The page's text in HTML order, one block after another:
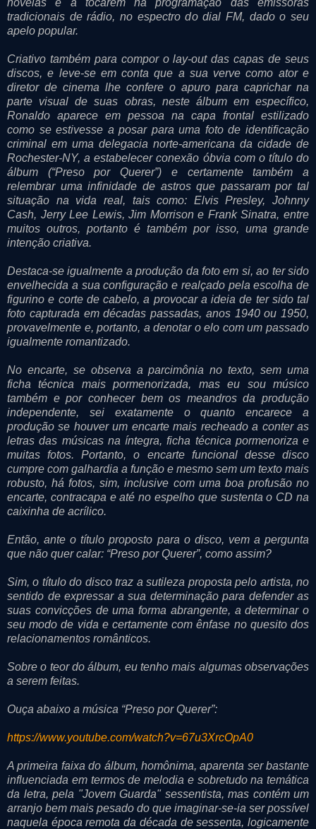
tradicionais de rádio, no espectro do dial FM, dado o seu
apelo popular.
Criativo também para compor o lay-out das capas de seus
discos, e leve-se em conta que a sua verve como ator e
diretor de cinema lhe confere o apuro para caprichar na
parte visual de suas obras, neste álbum em específico,
Ronaldo aparece em pessoa na capa frontal estilizado
como se estivesse a posar para uma foto de identificação
criminal em uma delegacia norte-americana da cidade de
Rochester-NY, a estabelecer conexão óbvia com o título do
álbum (“Preso por Querer”) e certamente também a
relembrar uma infinidade de astros que passaram por tal
situação na vida real, tais como: Elvis Presley, Johnny
Cash, Jerry Lee Lewis, Jim Morrison e Frank Sinatra, entre
muitos outros, portanto é também por isso, uma grande
intenção criativa.
Destaca-se igualmente a produção da foto em si, ao ter sido
envelhecida a sua configuração e realçado pela escolha de
figurino e corte de cabelo, a provocar a ideia de ter sido tal
foto capturada em décadas passadas, anos 1940 ou 1950,
provavelmente e, portanto, a denotar o elo com um passado
igualmente romantizado.
No encarte, se observa a parcimônia no texto, sem uma
ficha técnica mais pormenorizada, mas eu sou músico
também e por conhecer bem os meandros da produção
independente, sei exatamente o quanto encarece a
produção se houver um encarte mais recheado a conter as
letras das músicas na íntegra, ficha técnica pormenoriza e
muitas fotos. Portanto, o encarte funcional desse disco
cumpre com galhardia a função e mesmo sem um texto mais
robusto, há fotos, sim, inclusive com uma boa profusão no
encarte, contracapa e até no espelho que sustenta o CD na
caixinha de acrílico.
Então, ante o título proposto para o disco, vem a pergunta
que não quer calar: “Preso por Querer”, como assim?
Sim, o título do disco traz a sutileza proposta pelo artista, no
sentido de expressar a sua determinação para defender as
suas convicções de uma forma abrangente, a determinar o
seu modo de vida e certamente com ênfase no quesito dos
relacionamentos românticos.
Sobre o teor do álbum, eu tenho mais algumas observações
a serem feitas.
Ouça abaixo a música “Preso por Querer”:
https://www.youtube.com/watch?v=67u3XrcOpA0
A primeira faixa do álbum, homônima, aparenta ser bastante
influenciada em termos de melodia e sobretudo na temática
da letra, pela "Jovem Guarda" sessentista, mas contém um
arranjo bem mais pesado do que imaginar-se-ia ser possível
naquela época remota da década de sessenta, logicamente